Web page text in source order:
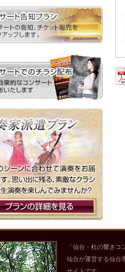
「仙台・杜の響き
仙台が運営する仙台